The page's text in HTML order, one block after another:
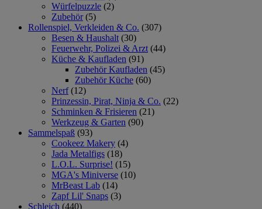
Würfelpuzzle (2)
Zubehör (5)
Rollenspiel, Verkleiden & Co. (307)
Besen & Haushalt (30)
Feuerwehr, Polizei & Arzt (44)
Küche & Kaufladen (91)
Zubehör Kaufladen (45)
Zubehör Küche (60)
Nerf (12)
Prinzessin, Pirat, Ninja & Co. (22)
Schminken & Frisieren (21)
Werkzeug & Garten (90)
Sammelspaß (93)
Cookeez Makery (4)
Jada Metalfigs (18)
L.O.L. Surprise! (15)
MGA's Miniverse (10)
MrBeast Lab (14)
Zapf Lil' Snaps (3)
Schleich (440)